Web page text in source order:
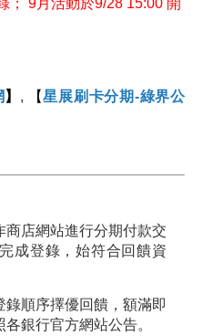
】 , 【星展刷卡分期-綠界公
店網站進行分期付款交
成登錄，始符合回饋資
順序擇優回饋，額滿即
銀行官方網站公告。